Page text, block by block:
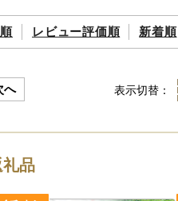
レビュー評価順 新着順
へ 表示切替：
品